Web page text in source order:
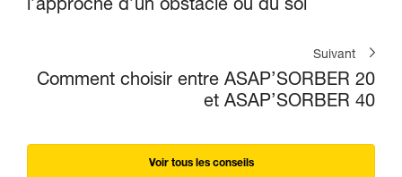
l’approche d’un obstacle ou du sol
Suivant
Comment choisir entre ASAP’SORBER 20
et ASAP’SORBER 40
Voir tous les conseils